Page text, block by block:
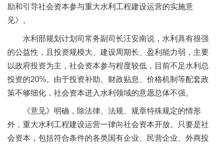
励和引导社会资本参与重大水利工程建设运营的实施意
见》。
水利部规划计划司常务副司长汪安南说，水利具有很强
的公益性，且投资规模大、建设周期长、盈利能力弱，主要
以政府投资为主，社会资本参与程度较低，目前不足水利总
投资的20%。由于投资补助、财政贴息、价格机制等配套政
策不够细化，社会资本进入水利领域的意愿总体不强。
《意见》明确，除法律、法规、规章特殊规定的情形
外，重大水利工程建设运营一律向社会资本开放。只要是社
会资本，包括符合条件的各类国有企业、民营企业、外商投